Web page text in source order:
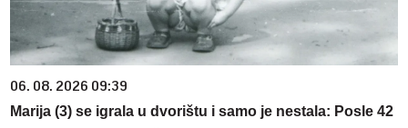
06. 08. 2026 09:39
Marija (3) se igrala u dvorištu i samo je nestala: Posle 42